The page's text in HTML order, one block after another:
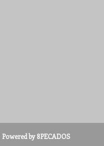
Powered by 8PECADOS